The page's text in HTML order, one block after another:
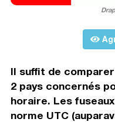
Il suffit de
2 pays concernés
horaire. Les
norme UTC